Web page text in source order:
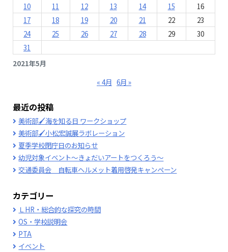
2021年5月
10
11 12 13 14 15
16
17
18 19 20 21 22
23
24
25 26 27 28 29
30
31
« 4月 6月 »
最近の投稿
美術部🖌海を知る日 ワークショップ
美術部🖌小松宏誠展ラボレーション
夏季学校閉庁日のお知らせ
幼児対象イベント～きょだいアートをつくろう～
交通委員会 自転車ヘルメット着用啓発キャンペーン
カテゴリー
ＬHR・総合的な探究の時間
OS・学校説明会
PTA
イベント